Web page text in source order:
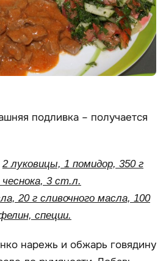
подливка – получается
2 луковицы, 1 помидор, 350 г
чеснока, 3 ст.л.
20 г сливочного масла, 100
специи.
нарежь и обжарь говядину